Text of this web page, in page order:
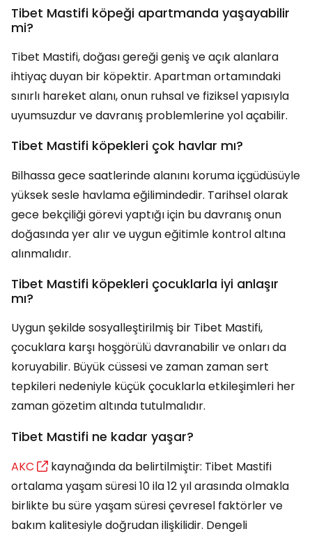
Tibet Mastifi köpeği apartmanda yaşayabilir
mi?
Tibet Mastifi, doğası gereği geniş ve açık alanlara
ihtiyaç duyan bir köpektir. Apartman ortamındaki
sınırlı hareket alanı, onun ruhsal ve fiziksel yapısıyla
uyumsuzdur ve davranış problemlerine yol açabilir.
Tibet Mastifi köpekleri çok havlar mı?
Bilhassa gece saatlerinde alanını koruma içgüdüsüyle
yüksek sesle havlama eğilimindedir. Tarihsel olarak
gece bekçiliği görevi yaptığı için bu davranış onun
doğasında yer alır ve uygun eğitimle kontrol altına
alınmalıdır.
Tibet Mastifi köpekleri çocuklarla iyi anlaşır
mı?
Uygun şekilde sosyalleştirilmiş bir Tibet Mastifi,
çocuklara karşı hoşgörülü davranabilir ve onları da
koruyabilir. Büyük cüssesi ve zaman zaman sert
tepkileri nedeniyle küçük çocuklarla etkileşimleri her
zaman gözetim altında tutulmalıdır.
Tibet Mastifi ne kadar yaşar?
AKC
kaynağında da belirtilmiştir: Tibet Mastifi
ortalama yaşam süresi 10 ila 12 yıl arasında olmakla
birlikte bu süre yaşam süresi çevresel faktörler ve
bakım kalitesiyle doğrudan ilişkilidir. Dengeli